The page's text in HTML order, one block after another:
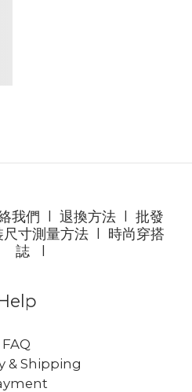
我們 退換方法l 批發
尺寸測量方法
時尚穿搭
誌l
FAQ
& Shipping